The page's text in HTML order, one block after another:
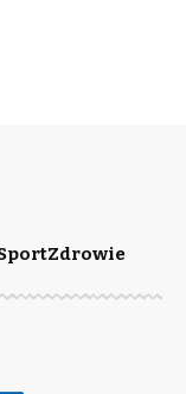
Zdrowie